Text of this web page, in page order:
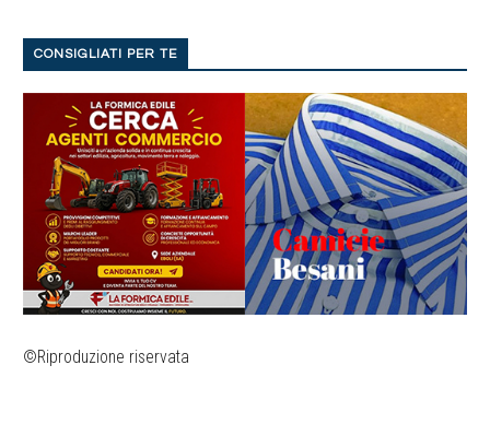
CONSIGLIATI PER TE
©Riproduzione riservata